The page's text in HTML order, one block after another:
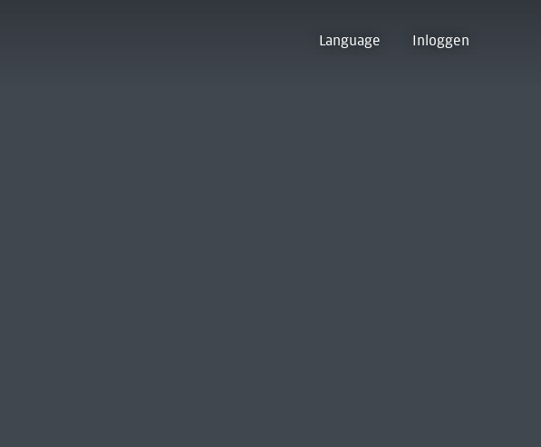
Language Inloggen